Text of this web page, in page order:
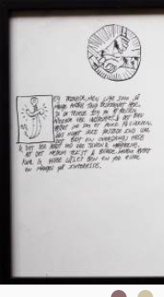
Skip to main content